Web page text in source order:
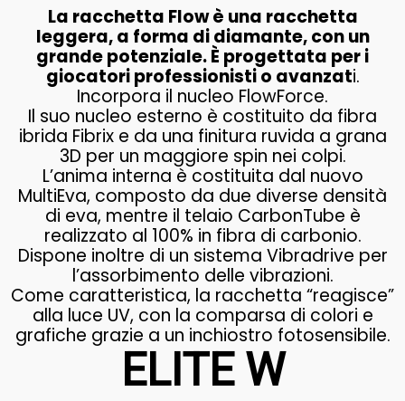
La racchetta Flow è una racchetta
leggera, a forma di diamante, con un
grande potenziale. È progettata per i
giocatori professionisti o avanzati.
Incorpora il nucleo FlowForce.
Il suo nucleo esterno è costituito da fibra
ibrida Fibrix e da una finitura ruvida a grana
3D per un maggiore spin nei colpi.
L’anima interna è costituita dal nuovo
MultiEva, composto da due diverse densità
di eva, mentre il telaio CarbonTube è
realizzato al 100% in fibra di carbonio.
Dispone inoltre di un sistema Vibradrive per
l’assorbimento delle vibrazioni.
Come caratteristica, la racchetta “reagisce”
alla luce UV, con la comparsa di colori e
grafiche grazie a un inchiostro fotosensibile.
ELITE W